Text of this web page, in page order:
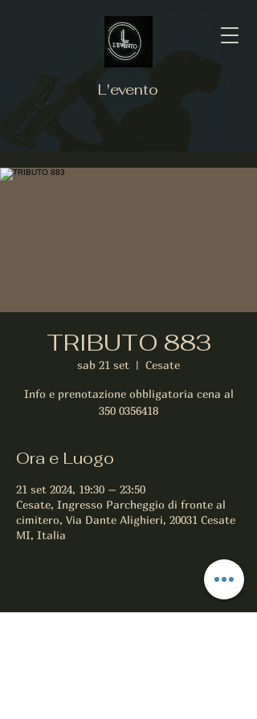
L'evento
TRIBUTO 883
sab 21 set
  |
Cesate
Info e prenotazione obbligatoria cena al
350 0356418
Ora e Luogo
21 set 2024, 19:30 – 23:50
Cesate, Ingresso Parcheggio di fronte al
cimitero, Via Dante Alighieri, 20031 Cesate
MI, Italia